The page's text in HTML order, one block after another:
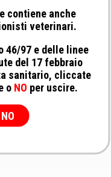
pezzi
contiene anche
veterinari.
46/97 e delle linee
del 17 febbraio
sanitario, cliccate
o NO per uscire.
NO